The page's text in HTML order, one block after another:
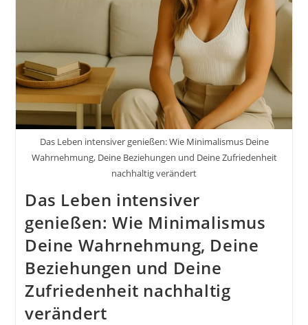
Das Leben intensiver genießen: Wie Minimalismus Deine
Wahrnehmung, Deine Beziehungen und Deine Zufriedenheit
nachhaltig verändert
Das Leben intensiver
genießen: Wie Minimalismus
Deine Wahrnehmung, Deine
Beziehungen und Deine
Zufriedenheit nachhaltig
verändert